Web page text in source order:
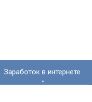
Заработок в интернете